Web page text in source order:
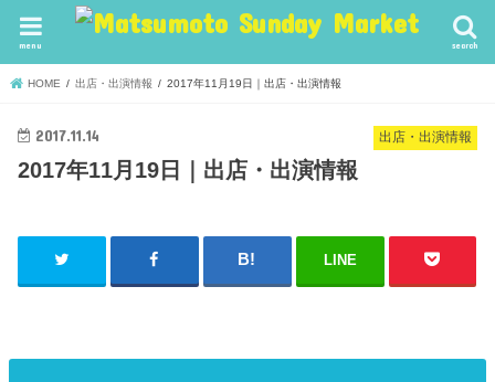
search
menu
HOME 出店・出演情報 2017年11月19日｜出店・出演情報
出店・出演情報
2017.11.14
2017年11月19日｜出店・出演情報
LINE